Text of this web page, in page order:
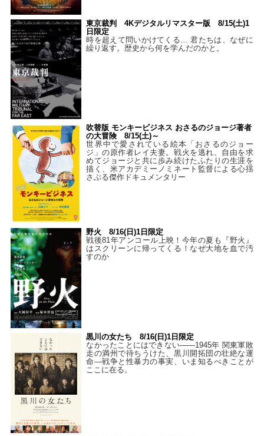
東京裁判 4Kデジタルリマスター版 8/15(土)1
日限定
時を超えて問いかけてくる… 君たちは、なぜに
繰り返す。歴史から何を学んだのかと。
吹替版 モンキービジネス おさるのジョージ著者
の大冒険 8/15(土)～
世界中で愛されている絵本「おさるのジョー
ジ」の原作者レイ夫妻。戦火を逃れ、自由を求
めてジョージと共に歩み続けたふたりの生涯を
描く、米アカデミーノミネート監督による心揺
さぶる傑作ドキュメンタリー
野火 8/16(日)1日限定
戦後81年アンコール上映！今年の夏も『野火』
はスクリーンに帰ってくる！なぜ大地を血で汚
すのか
黒川の女たち 8/16(日)1日限定
なかったことにはできない——1945年 関東軍敗
走の満州で待ちうけた、黒川開拓団の壮絶な運
命―戦争と性暴力の事実、いま知るべきことが
ここに在る。